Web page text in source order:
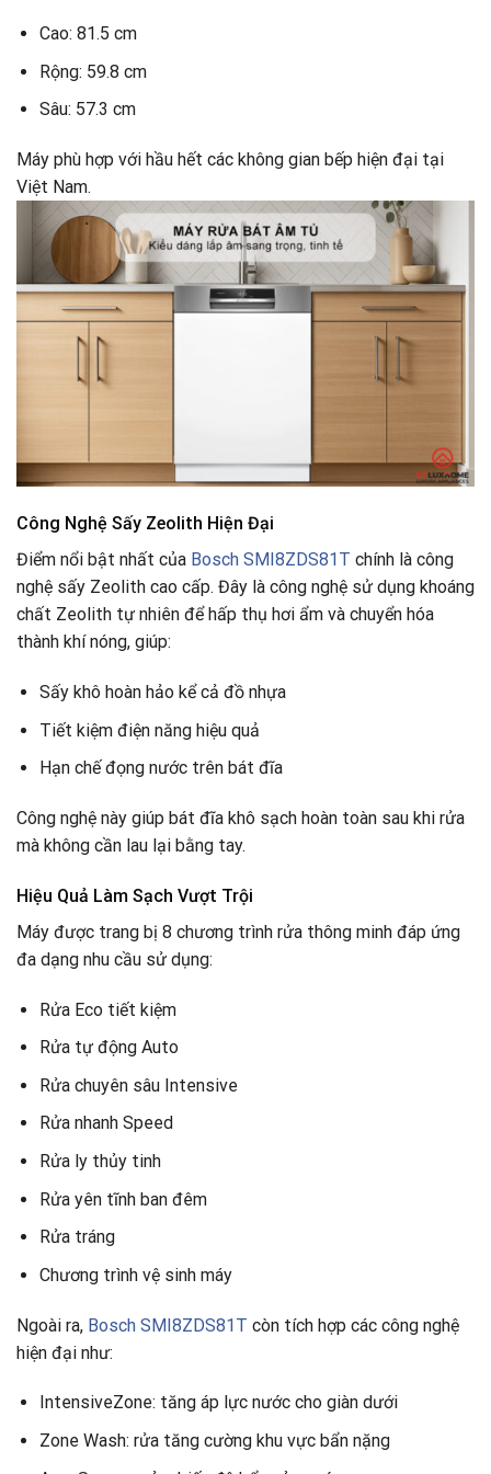
Cao: 81.5 cm
Rộng: 59.8 cm
Sâu: 57.3 cm
Máy phù hợp với hầu hết các không gian bếp hiện đại tại
Việt Nam.
Công Nghệ Sấy Zeolith Hiện Đại
Điểm nổi bật nhất của Bosch SMI8ZDS81T chính là công
nghệ sấy Zeolith cao cấp. Đây là công nghệ sử dụng khoáng
chất Zeolith tự nhiên để hấp thụ hơi ẩm và chuyển hóa
thành khí nóng, giúp:
Sấy khô hoàn hảo kể cả đồ nhựa
Tiết kiệm điện năng hiệu quả
Hạn chế đọng nước trên bát đĩa
Công nghệ này giúp bát đĩa khô sạch hoàn toàn sau khi rửa
mà không cần lau lại bằng tay.
Hiệu Quả Làm Sạch Vượt Trội
Máy được trang bị 8 chương trình rửa thông minh đáp ứng
đa dạng nhu cầu sử dụng:
Rửa Eco tiết kiệm
Rửa tự động Auto
Rửa chuyên sâu Intensive
Rửa nhanh Speed
Rửa ly thủy tinh
Rửa yên tĩnh ban đêm
Rửa tráng
Chương trình vệ sinh máy
Ngoài ra, Bosch SMI8ZDS81T còn tích hợp các công nghệ
hiện đại như:
IntensiveZone: tăng áp lực nước cho giàn dưới
Zone Wash: rửa tăng cường khu vực bẩn nặng